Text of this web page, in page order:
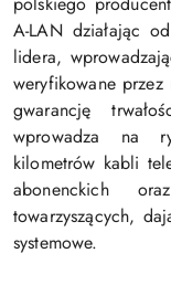
A-LAN działając
lidera,
weryfikowane
gwarancję
wprowadza na
kilometrów kabli
abonenckich
towarzyszących,
systemowe.